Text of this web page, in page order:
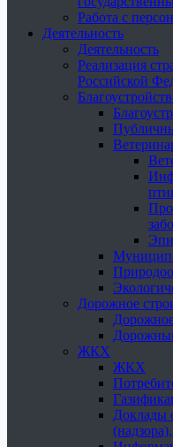
Работа с
Деятельность
Деятельность
Реализация
Российской
Дорожное
ЖКХ
ЖКХ
Доклады